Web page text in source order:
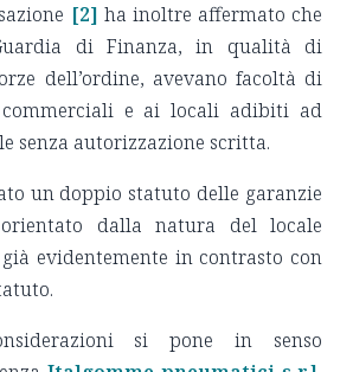
[2] ha inoltre affermato che
di Finanza, in qualità di
dell’ordine, avevano facoltà di
e ai locali adibiti ad
senza autorizzazione scritta.
un doppio statuto delle garanzie
dalla natura del locale
già evidentemente in contrasto con
si pone in senso